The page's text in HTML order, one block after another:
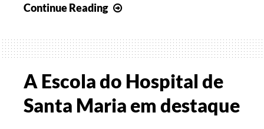
Continue Reading
Grandes
Impactos
A Escola do Hospital de
Santa Maria em destaque